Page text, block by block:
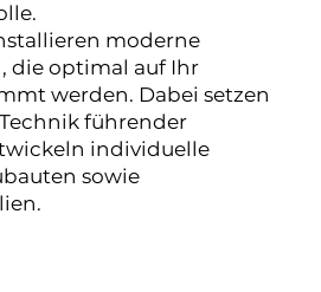
moderne
die optimal auf Ihr
werden. Dabei setzen
führender
individuelle
sowie